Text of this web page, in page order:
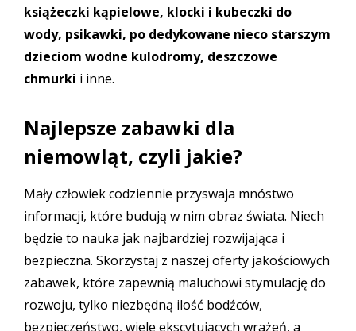
książeczki kąpielowe, klocki i kubeczki do
wody, psikawki, po dedykowane nieco starszym
dzieciom wodne kulodromy, deszczowe
chmurki i inne.
Najlepsze zabawki dla
niemowląt, czyli jakie?
Mały człowiek codziennie przyswaja mnóstwo
informacji, które budują w nim obraz świata. Niech
będzie to nauka jak najbardziej rozwijająca i
bezpieczna. Skorzystaj z naszej oferty jakościowych
zabawek, które zapewnią maluchowi stymulację do
rozwoju, tylko niezbędną ilość bodźców,
bezpieczeństwo, wiele ekscytujących wrażeń, a